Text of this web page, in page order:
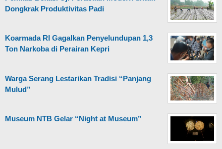
Dongkrak Produktivitas Padi
Koarmada RI Gagalkan Penyelundupan 1,3
Ton Narkoba di Perairan Kepri
Warga Serang Lestarikan Tradisi “Panjang
Mulud”
Museum NTB Gelar “Night at Museum”